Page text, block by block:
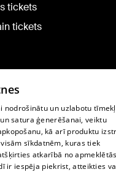
tickets
tickets
nodrošinātu un uzlabotu
satura ģenerēšanai, veiktu
kā arī produktu
sīkdatnēm, kuras tiek
atkarībā no
ir iespēja piekrist, atteikties